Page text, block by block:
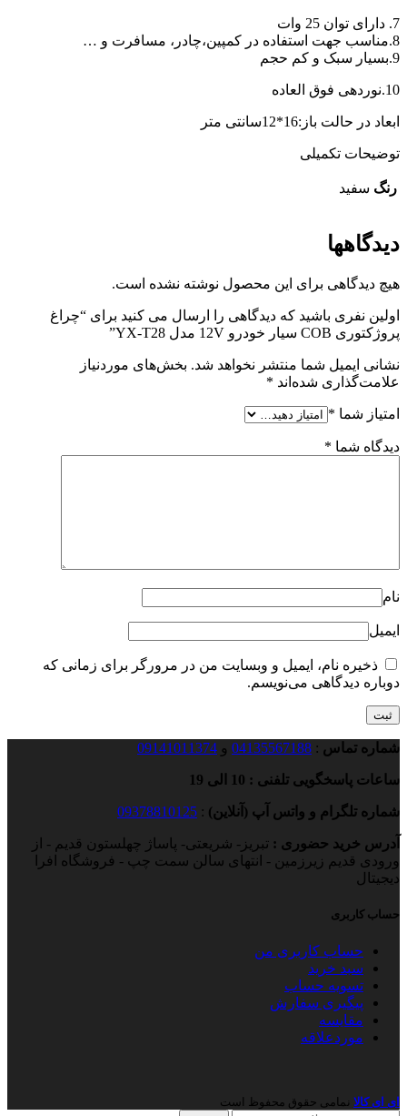
7. دارای توان 25 وات
8.مناسب جهت استفاده در کمپین،چادر، مسافرت و …
9.بسیار سبک و کم حجم
10.نوردهی فوق العاده
ابعاد در حالت باز:16*12سانتی متر
توضیحات تکمیلی
رنگ سفید
دیدگاهها
هیچ دیدگاهی برای این محصول نوشته نشده است.
اولین نفری باشید که دیدگاهی را ارسال می کنید برای “چراغ
پروژکتوری COB سیار خودرو 12V مدل YX-T28”
نشانی ایمیل شما منتشر نخواهد شد. بخش‌های موردنیاز
علامت‌گذاری شده‌اند *
امتیاز شما *
دیدگاه شما *
نام
ایمیل
ذخیره نام، ایمیل و وبسایت من در مرورگر برای زمانی که
دوباره دیدگاهی می‌نویسم.
شماره تماس :
04135567188 و 09141011374
ساعات پاسخگویی تلفنی : 10 الی 19
شماره تلگرام و واتس آپ (آنلاین) :
09378810125
آدرس خرید حضوری : تبریز- شریعتی- پاساژ چهلستون قدیم - از
ورودی قدیم زیرزمین - انتهای سالن سمت چپ - فروشگاه افرا
دیجیتال
حساب کاربری
حساب کاربری من
سبد خرید
تسویه حساب
پیگیری سفارش
مقایسه
موردعلاقه
ای ای کالا نمامی حقوق محفوظ است